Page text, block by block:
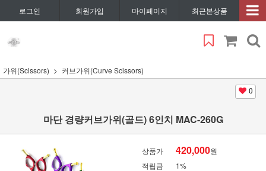
로그인 회원가입 마이페이지 최근본상품
가위(Scissors) 커브가위(Curve Scissors)
0
마단 경량커브가위(골드) 6인치 MAC-260G
상품가 420,000원
적립금
1%